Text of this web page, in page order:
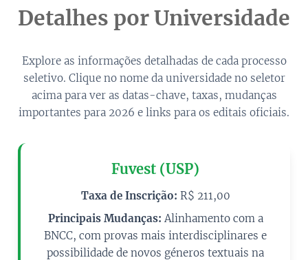
Detalhes por Universidade
Explore as informações detalhadas de cada processo
seletivo. Clique no nome da universidade no seletor
acima para ver as datas-chave, taxas, mudanças
importantes para 2026 e links para os editais oficiais.
Fuvest (USP)
Taxa de Inscrição: R$ 211,00
Principais Mudanças: Alinhamento com a
BNCC, com provas mais interdisciplinares e
possibilidade de novos géneros textuais na